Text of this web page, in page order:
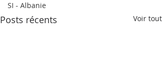
SI - Albanie
Posts récents Voir tout